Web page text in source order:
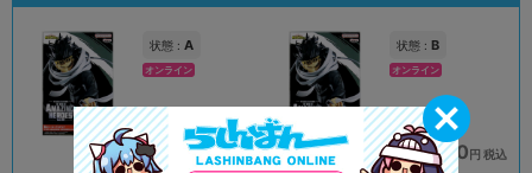
状態 : A
オンライン
品切状態 2,591円 税込
状態 : B
オンライン
在庫あり 2,990円 税込